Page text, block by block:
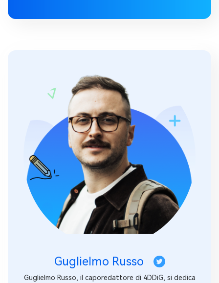
Guglielmo Russo
Guglielmo Russo, il caporedattore di 4DDiG, si dedica